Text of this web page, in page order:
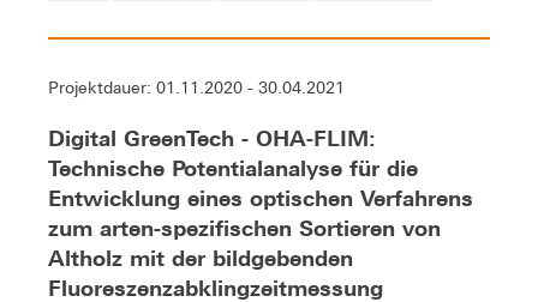
Projektdauer: 01.11.2020 - 30.04.2021
Digital GreenTech - OHA-FLIM:
Technische Potentialanalyse für die
Entwicklung eines optischen Verfahrens
zum arten-spezifischen Sortieren von
Altholz mit der bildgebenden
Fluoreszenzabklingzeitmessung